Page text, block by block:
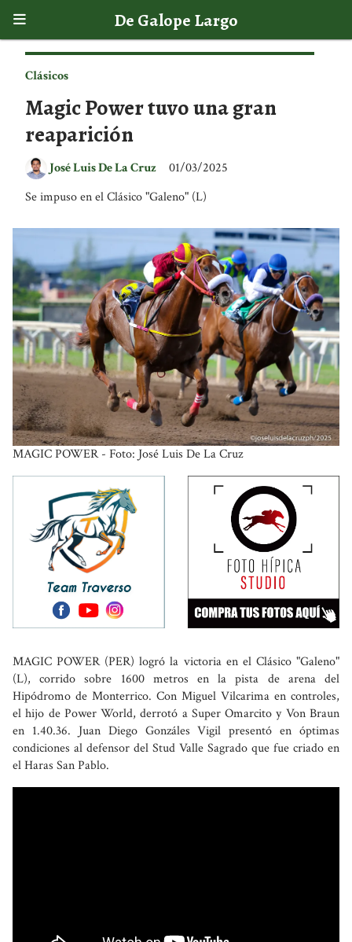
De Galope Largo
Magic Power tuvo una gran
reaparición
Se impuso en el Clásico "Galeno" (L)
Clásicos
01/03/2025
José Luis De La Cruz
MAGIC POWER - Foto: José Luis De La Cruz
MAGIC POWER (PER) logró la victoria en el Clásico "Galeno"
(L), corrido sobre 1600 metros en la pista de arena del
Hipódromo de Monterrico. Con Miguel Vilcarima en controles,
el hijo de Power World, derrotó a Super Omarcito y Von Braun
en 1.40.36. Juan Diego Gonzáles Vigil presentó en óptimas
condiciones al defensor del Stud Valle Sagrado que fue criado en
el Haras San Pablo.